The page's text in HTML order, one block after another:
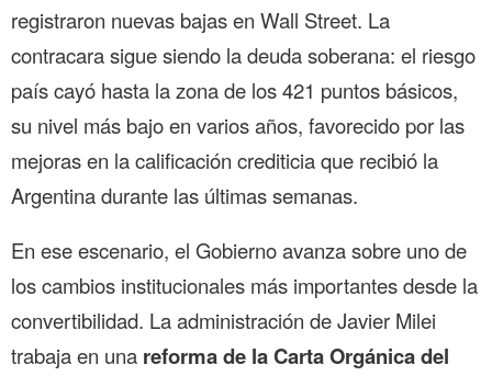
registraron nuevas bajas en Wall Street. La
contracara sigue siendo la deuda soberana: el riesgo
país cayó hasta la zona de los 421 puntos básicos,
su nivel más bajo en varios años, favorecido por las
mejoras en la calificación crediticia que recibió la
Argentina durante las últimas semanas.
En ese escenario, el Gobierno avanza sobre uno de
los cambios institucionales más importantes desde la
convertibilidad. La administración de Javier Milei
trabaja en una reforma de la Carta Orgánica del